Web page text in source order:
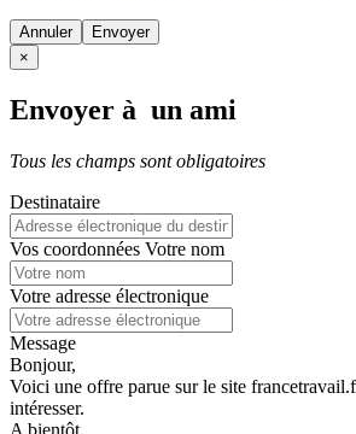
Annuler
×
Envoyer à un ami
Tous les champs sont obligatoires
Destinataire
Vos coordonnées Votre nom
Votre adresse électronique
Message
Bonjour,
Voici une offre parue sur le site
intéresser.
A bientôt.